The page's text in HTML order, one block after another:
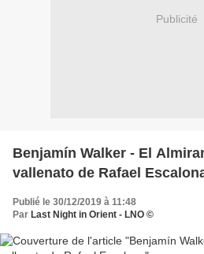
Publicité
Benjamín Walker - El
vallenato de Rafael
Publié le 30/12/2019 à 11:48
Par Last Night in Orient - LNO ©